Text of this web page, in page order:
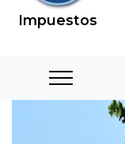
Impuestos